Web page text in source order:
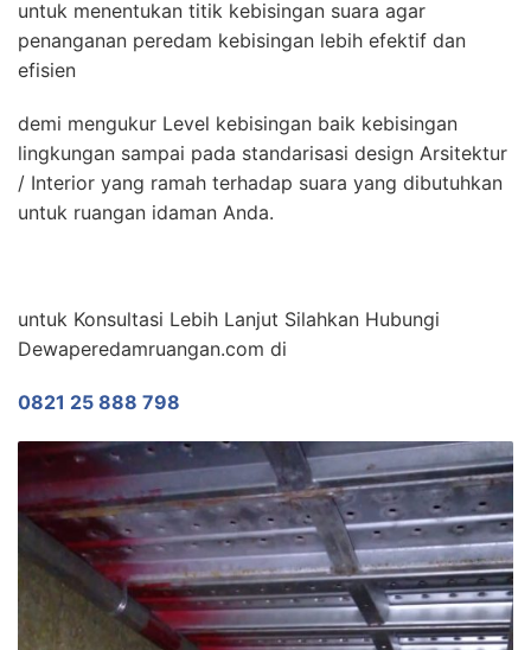
untuk menentukan titik kebisingan suara agar
penanganan peredam kebisingan lebih efektif dan
efisien
demi mengukur Level kebisingan baik kebisingan
lingkungan sampai pada standarisasi design Arsitektur
/ Interior yang ramah terhadap suara yang dibutuhkan
untuk ruangan idaman Anda.
untuk Konsultasi Lebih Lanjut Silahkan Hubungi
Dewaperedamruangan.com di
0821 25 888 798